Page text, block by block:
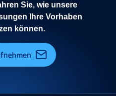
Sie, wie unsere
Ihre Vorhaben
können.